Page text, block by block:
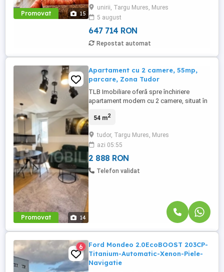
Promovat 15
apreciata pentru liniste, accesibilitate si
atmosfera ordonata. Va invitam sa
experimentati o vizionare initiala, ...
unirii, Targu Mures, Mures
5 august
647 714 RON
Repostat automat
Promovat 14
Apartament cu 2 camere, 55mp,
parcare, Zona Tudor
TLB Imobiliare oferă spre închiriere
apartament modern cu 2 camere, situat în
Gloriei din Târgu Mureș, într-un bloc
suprafață de 54 mp și este amplasat la
etajul 3, într-un imobil prevăzut cu lift.
Locuința este complet ...
54 m2
tudor, Targu Mures, Mures
azi 05:55
2 888 RON
Telefon validat
6
Ford Mondeo 2.0EcoBOOST 203CP-
Titanium-Automatic-Xenon-Piele-
Navigatie